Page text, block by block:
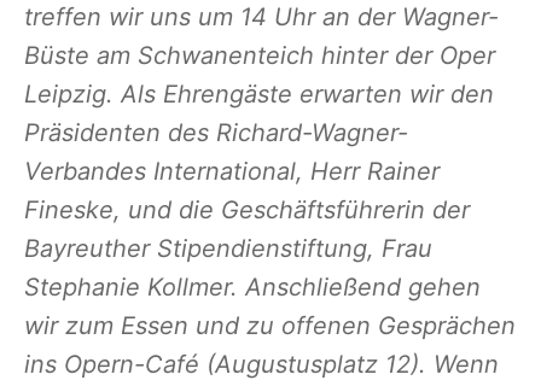
treffen wir uns um 14 Uhr an der Wagner-
Büste am Schwanenteich hinter der Oper
Leipzig. Als Ehrengäste erwarten wir den
Präsidenten des Richard-Wagner-
Verbandes International, Herr Rainer
Fineske, und die Geschäftsführerin der
Bayreuther Stipendienstiftung, Frau
Stephanie Kollmer. Anschließend gehen
wir zum Essen und zu offenen Gesprächen
ins Opern-Café (Augustusplatz 12). Wenn